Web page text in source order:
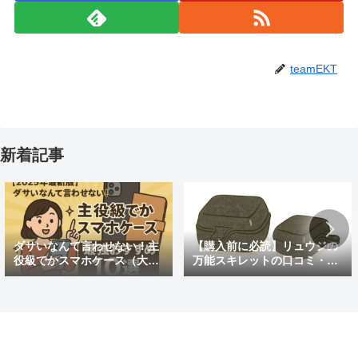
teamEKT
新着記事
ダサいなんて言わせない！主
役級でかスマホケース（大き
めの）最強おすすめ10選
【購入前に必読】リュウジの
万能スキレットの口コミ・評
判まとめ｜後悔しないための